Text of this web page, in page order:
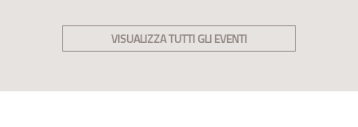
VISUALIZZA TUTTI GLI EVENTI